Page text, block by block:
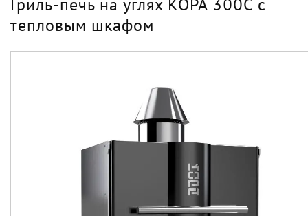
Гриль-печь на углях KOPA 300С с
тепловым шкафом